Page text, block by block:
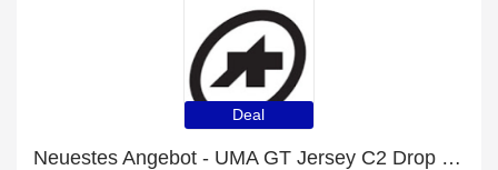
Deal
Neuestes Angebot - UMA GT Jersey C2 Drop Head mit 30% Rabatt